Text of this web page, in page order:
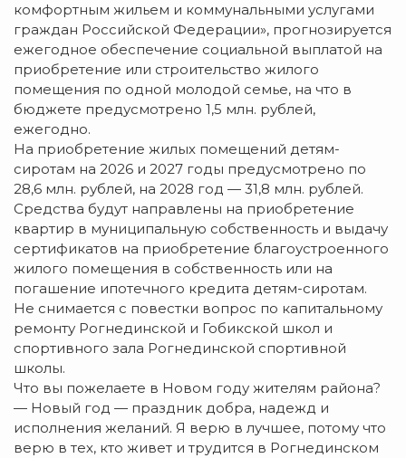
комфортным жильем и коммунальными услугами
граждан Российской Федерации», прогнозируется
ежегодное обеспечение социальной выплатой на
приобретение или строительство жилого
помещения по одной молодой семье, на что в
бюджете предусмотрено 1,5 млн. рублей,
ежегодно.
На приобретение жилых помещений детям-
сиротам на 2026 и 2027 годы предусмотрено по
28,6 млн. рублей, на 2028 год — 31,8 млн. рублей.
Средства будут направлены на приобретение
квартир в муниципальную собственность и выдачу
сертификатов на приобретение благоустроенного
жилого помещения в собственность или на
погашение ипотечного кредита детям-сиротам.
Не снимается с повестки вопрос по капитальному
ремонту Рогнединской и Гобикской школ и
спортивного зала Рогнединской спортивной
школы.
Что вы пожелаете в Новом году жителям района?
— Новый год — праздник добра, надежд и
исполнения желаний. Я верю в лучшее, потому что
верю в тех, кто живет и трудится в Рогнединском